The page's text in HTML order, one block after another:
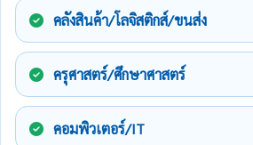
คลังสินค้า/โลจิสติกส์/ขนส่ง
ครุศาสตร์/ศึกษาศาสตร์
คอมพิวเตอร์/IT